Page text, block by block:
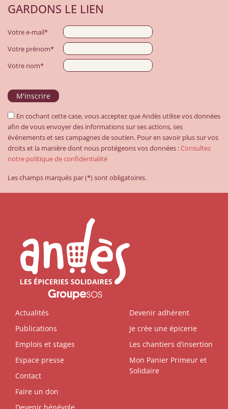
GARDONS LE LIEN
Votre e-mail*
Votre prénom*
Votre nom*
En cochant cette case, vous acceptez que Andès utilise vos données
afin de vous envoyer des informations sur ses actions, ses
événements et ses campagnes de soutien. Pour en savoir plus sur vos
droits et la manière dont nous protégeons vos données :Consultez
notre politique de confidentialité
Les champs marqués par (*) sont obligatoires.
Actualités
Publications
Emplois et stages
Espace presse
Contact
Devenir adhérent
Je crée une épicerie
Les chantiers d’insertion
Mon Panier Primeur et
Solidaire
Faire un don
Devenir bénévole